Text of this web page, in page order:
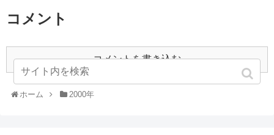
コメント
コメントを書き込む
ホーム 2000年